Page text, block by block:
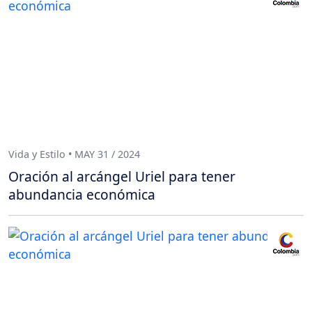
Vida y Estilo • MAY 31 / 2024
Oración al arcángel Uriel para tener
abundancia económica